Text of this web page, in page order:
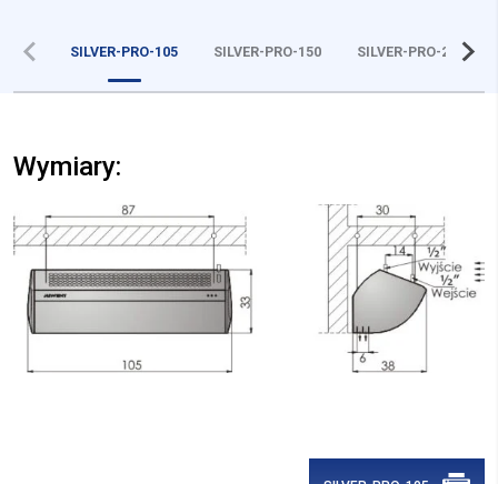
SILVER-PRO-105 SILVER-PRO-150 SILVER-PRO-200
Wymiary:
Wymiary:
Wymiary: